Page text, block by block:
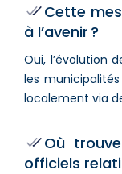
Cette
à l’avenir ?
Oui, l’évolution
les
localement via
Où
officiels